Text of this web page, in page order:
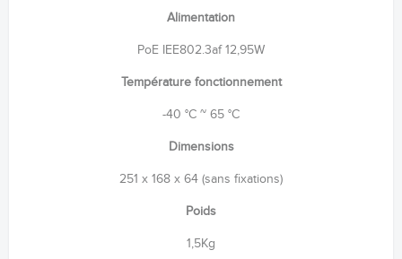
Alimentation
PoE IEE802.3af 12,95W
Température fonctionnement
-40 °C ~ 65 °C
Dimensions
251 x 168 x 64 (sans fixations)
Poids
1,5Kg